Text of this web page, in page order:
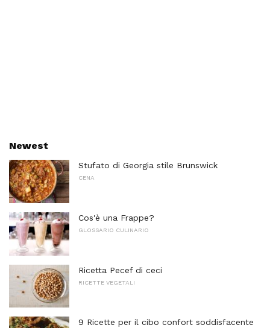
Newest
Stufato di Georgia stile Brunswick
CENA
Cos'è una Frappe?
GLOSSARIO CULINARIO
Ricetta Pecef di ceci
RICETTE VEGETALI
9 Ricette per il cibo confort soddisfacente